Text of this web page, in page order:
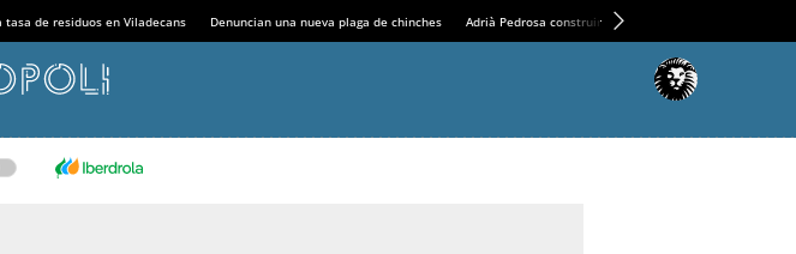
tasa de residuos en Viladecans Denuncian una nueva plaga de chinches Adrià Pedrosa construirá la nueva residencia en el